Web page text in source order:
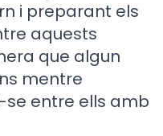
i preparant els
aquests
que algun
mentre
entre ells amb